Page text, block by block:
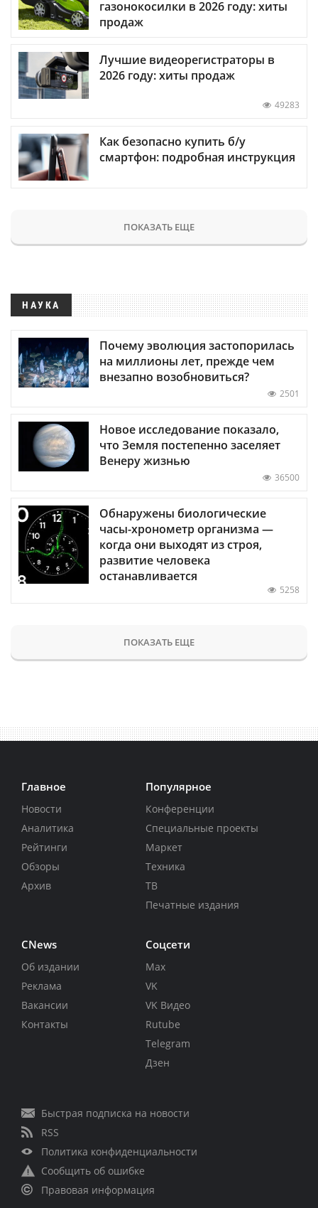
газонокосилки в 2026 году: хиты
продаж
Лучшие видеорегистраторы в
2026 году: хиты продаж
49283
Как безопасно купить б/у
смартфон: подробная инструкция
ПОКАЗАТЬ ЕЩЕ
НАУКА
Почему эволюция застопорилась
на миллионы лет, прежде чем
внезапно возобновиться?
2501
Новое исследование показало,
что Земля постепенно заселяет
Венеру жизнью
36500
Обнаружены биологические
часы-хронометр организма —
когда они выходят из строя,
развитие человека
останавливается
5258
ПОКАЗАТЬ ЕЩЕ
Главное
Новости
Аналитика
Рейтинги
Обзоры
Архив
Популярное
Конференции
Специальные проекты
Маркет
Техника
ТВ
Печатные издания
CNews
Об издании
Реклама
Вакансии
Контакты
Соцсети
Max
VK
VK Видео
Rutube
Telegram
Дзен
Быстрая подписка на новости
RSS
Политика конфиденциальности
Сообщить об ошибке
Правовая информация